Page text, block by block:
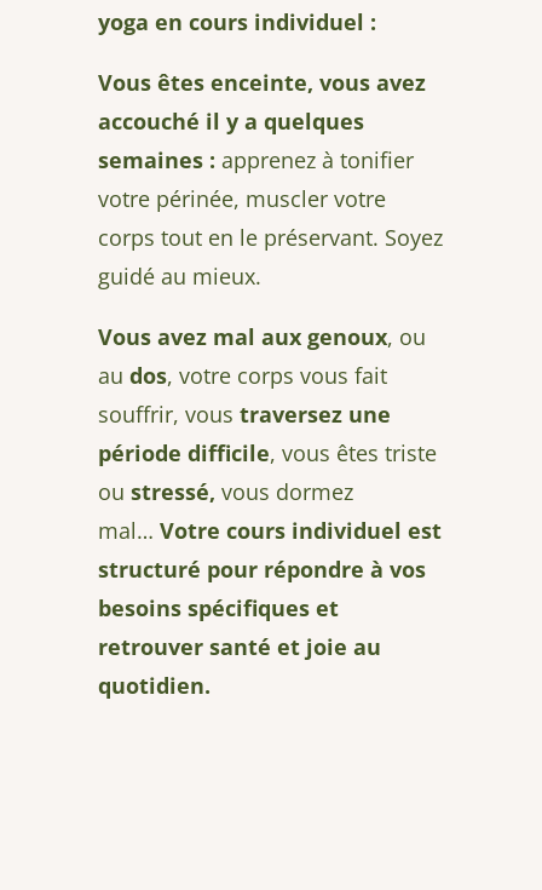
yoga en cours individuel :
Vous êtes enceinte, vous avez
accouché il y a quelques
semaines : apprenez à tonifier
votre périnée, muscler votre
corps tout en le préservant. Soyez
guidé au mieux.
Vous avez mal aux genoux, ou
au dos, votre corps vous fait
souffrir, vous traversez une
période difficile, vous êtes triste
ou stressé, vous dormez
mal… Votre cours individuel est
structuré pour répondre à vos
besoins spécifiques et
retrouver santé et joie au
quotidien.